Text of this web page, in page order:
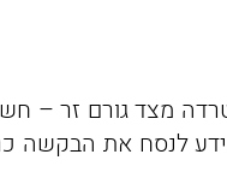
מצד גורם זר –
לנסח את הבקשה